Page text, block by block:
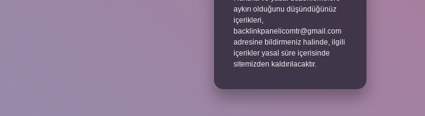
aykırı olduğunu düşündüğünüz
içerikleri,
backlinkpanelicomtr@gmail.com
adresine bildirmeniz halinde, ilgili
içerikler yasal süre içerisinde
sitemizden kaldırılacaktır.